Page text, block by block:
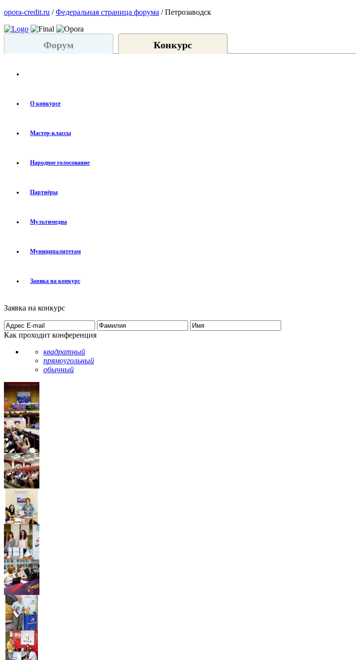
opora-credit.ru /Федеральная страница форума / Петрозаводск
Форум Конкурс
О конкурсе
Мастер-классы
Народное голосование
Партнёры
Мультимедиа
Муниципалитетам
Заявка на конкурс
Заявка на конкурс
Как проходит конференция
квадратный
прямоугольный
обычный